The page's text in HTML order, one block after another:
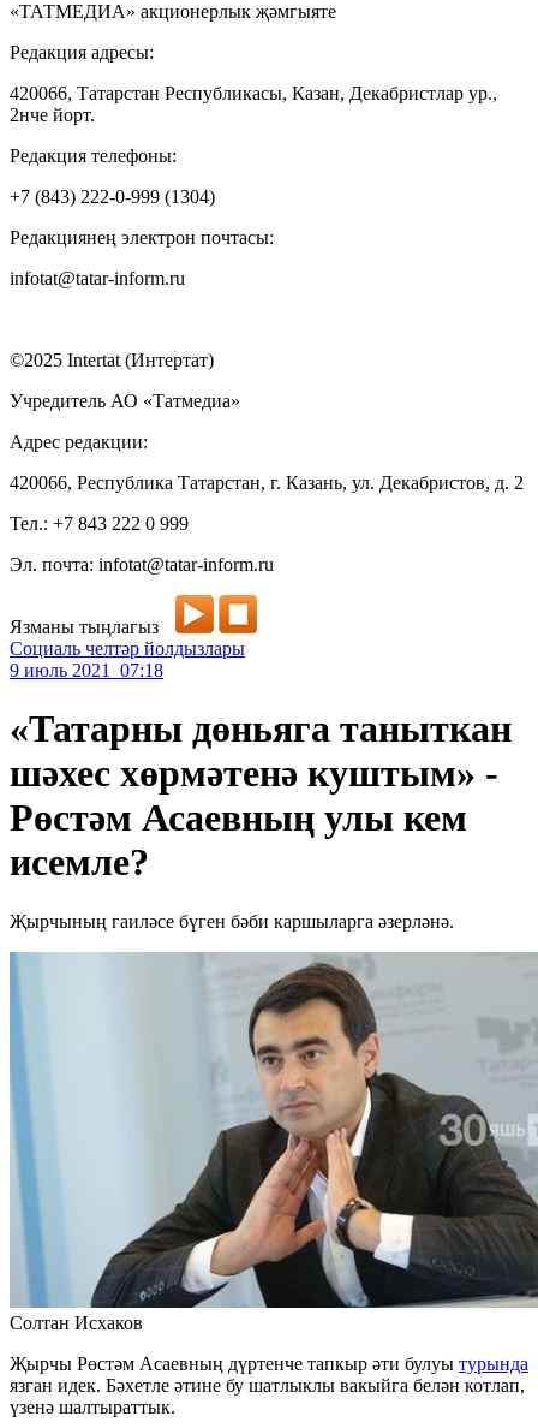
«ТАТМЕДИА» акционерлык җәмгыяте
Редакция адресы:
420066, Татарстан Республикасы, Казан, Декабристлар ур.,
2нче йорт.
Редакция телефоны:
+7 (843) 222-0-999 (1304)
Редакциянең электрон почтасы:
infotat@tatar-inform.ru
©2025 Intertat (Интертат)
Учредитель АО «Татмедиа»
Адрес редакции:
420066, Республика Татарстан, г. Казань, ул. Декабристов, д. 2
Тел.: +7 843 222 0 999
Эл. почта: infotat@tatar-inform.ru
Язманы тыңлагыз
Социаль челтәр йолдызлары
9 июль 2021 07:18
«Татарны дөньяга таныткан
шәхес хөрмәтенә куштым» -
Рөстәм Асаевның улы кем
исемле?
Җырчының гаиләсе бүген бәби каршыларга әзерләнә.
Солтан Исхаков
Җырчы Рөстәм Асаевның дүртенче тапкыр әти булуы турында
язган идек. Бәхетле әтине бу шатлыклы вакыйга белән котлап,
үзенә шалтыраттык.